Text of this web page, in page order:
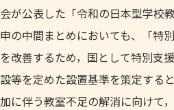
会が公表した「令和の日本型学校
申の中間まとめにおいても、「特
を改善するため，国として特別支
設等を定めた設置基準を策定する
加に伴う教室不足の解消に向けて